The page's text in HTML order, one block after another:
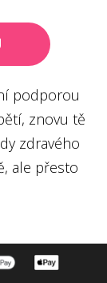
podporou
znovu tě
zdravého
ale přesto